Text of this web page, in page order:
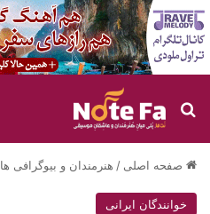
جستجو برای
صفحه اصلی / هنرمندان و بیوگرافی ها
خوانندگان ایرانی